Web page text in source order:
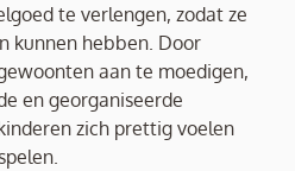
te verlengen, zodat ze
kunnen hebben. Door
aan te moedigen,
en georganiseerde
zich prettig voelen